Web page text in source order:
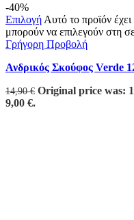
-40%
Επιλογή Αυτό το προϊόν
μπορούν να επιλεγούν στη
Γρήγορη Προβολή
Ανδρικός Σκούφος Verde
14,90€ Original price was:
9,00 €.